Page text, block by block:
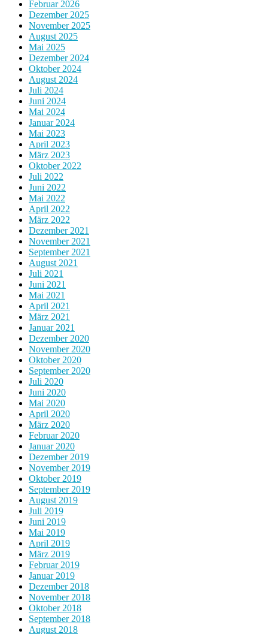
Februar 2026
Dezember 2025
November 2025
August 2025
Mai 2025
Dezember 2024
Oktober 2024
August 2024
Juli 2024
Juni 2024
Mai 2024
Januar 2024
Mai 2023
April 2023
März 2023
Oktober 2022
Juli 2022
Juni 2022
Mai 2022
April 2022
März 2022
Dezember 2021
November 2021
September 2021
August 2021
Juli 2021
Juni 2021
Mai 2021
April 2021
März 2021
Januar 2021
Dezember 2020
November 2020
Oktober 2020
September 2020
Juli 2020
Juni 2020
Mai 2020
April 2020
März 2020
Februar 2020
Januar 2020
Dezember 2019
November 2019
Oktober 2019
September 2019
August 2019
Juli 2019
Juni 2019
Mai 2019
April 2019
März 2019
Februar 2019
Januar 2019
Dezember 2018
November 2018
Oktober 2018
September 2018
August 2018